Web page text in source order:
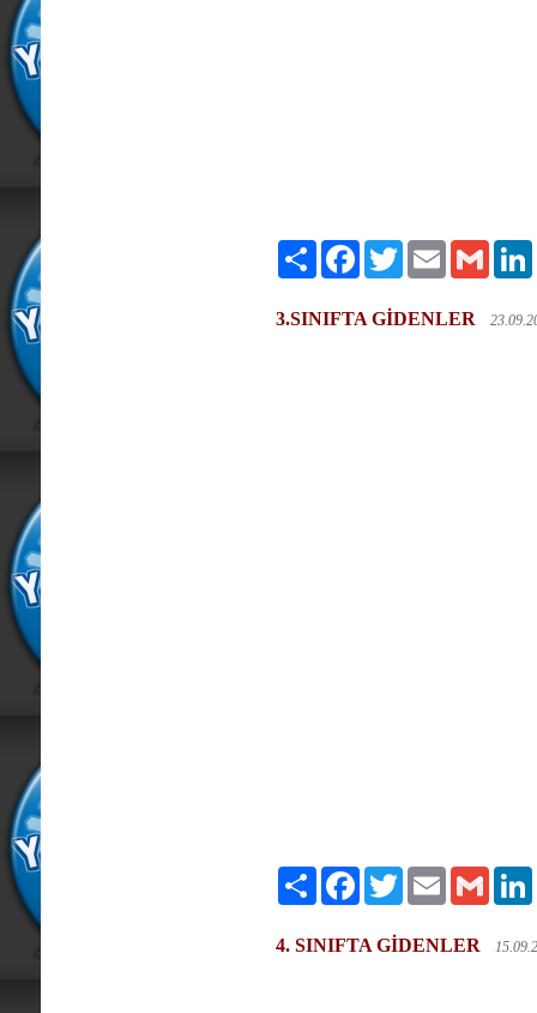
Paylaş FacebookTwitter Email Gmail
3.SINIFTA GİDENLER
Paylaş FacebookTwitter Email Gmail
4. SINIFTA GİDENLER